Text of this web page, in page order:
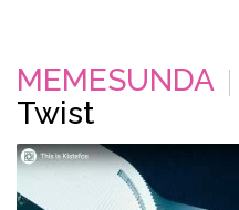
MEMESUNDA
Twist